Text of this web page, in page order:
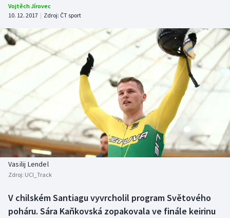
Americký fotbal
Baseball a softbal
Basketbal
Boby a skeleton
Box
Curling
Florbal
NEPŘEHLÉDNĚTE
Soutěže
Historické návraty
Aplikace ČT sport
AZ kvíz
Vojtěch Jírovec
10. 12. 2017 | Zdroj: ČT sport
Vasilij Lendel
Zdroj: UCI_Track
V chilském Santiagu vyvrcholil program Světového
poháru. Sára Kaňkovská zopakovala ve finále keirinu